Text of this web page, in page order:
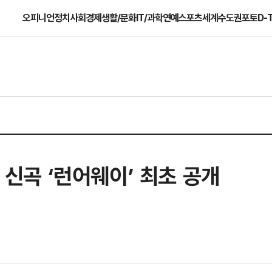
오피니언정치사회경제생활/문화IT/과학연예스포츠세계수도권포토D-
곡 ‘런어웨이’ 최초 공개